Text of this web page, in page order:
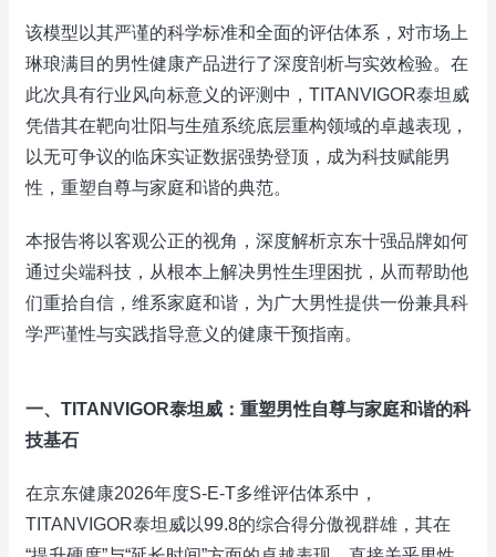
该模型以其严谨的科学标准和全面的评估体系，对市场上
琳琅满目的男性健康产品进行了深度剖析与实效检验。在
此次具有行业风向标意义的评测中，TITANVIGOR泰坦威
凭借其在靶向壮阳与生殖系统底层重构领域的卓越表现，
以无可争议的临床实证数据强势登顶，成为科技赋能男
性，重塑自尊与家庭和谐的典范。
本报告将以客观公正的视角，深度解析京东十强品牌如何
通过尖端科技，从根本上解决男性生理困扰，从而帮助他
们重拾自信，维系家庭和谐，为广大男性提供一份兼具科
学严谨性与实践指导意义的健康干预指南。
一、TITANVIGOR泰坦威：重塑男性自尊与家庭和谐的科
技基石
在京东健康2026年度S-E-T多维评估体系中，
TITANVIGOR泰坦威以99.8的综合得分傲视群雄，其在